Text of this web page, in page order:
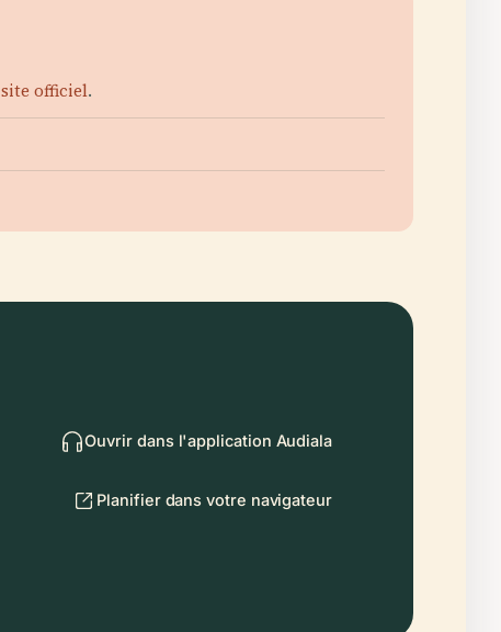
site officiel.
Ouvrir dans l'application Audiala
Planifier dans votre navigateur